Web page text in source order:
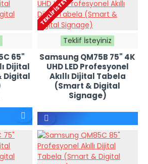
65"
Dijital
Digital
Teklif İsteyiniz
Samsung QM75B 75" 4K
UHD LED Profesyonel
Akıllı Dijital Tabela
(Smart & Digital
Signage)